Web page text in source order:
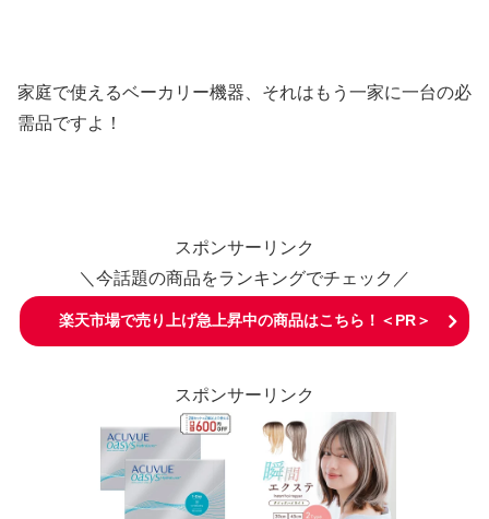
家庭で使えるベーカリー機器、それはもう一家に一台の必
需品ですよ！
スポンサーリンク
＼今話題の商品をランキングでチェック／
楽天市場で売り上げ急上昇中の商品はこちら！＜PR＞
スポンサーリンク